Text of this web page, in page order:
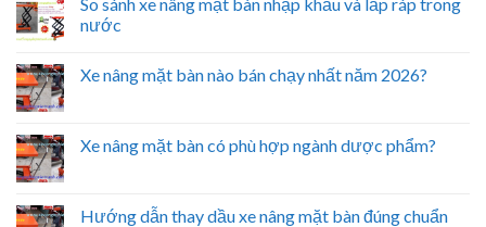
nước
Xe nâng mặt bàn nào bán chạy nhất năm 2026?
Xe nâng mặt bàn có phù hợp ngành dược phẩm?
Hướng dẫn thay dầu xe nâng mặt bàn đúng chuẩn